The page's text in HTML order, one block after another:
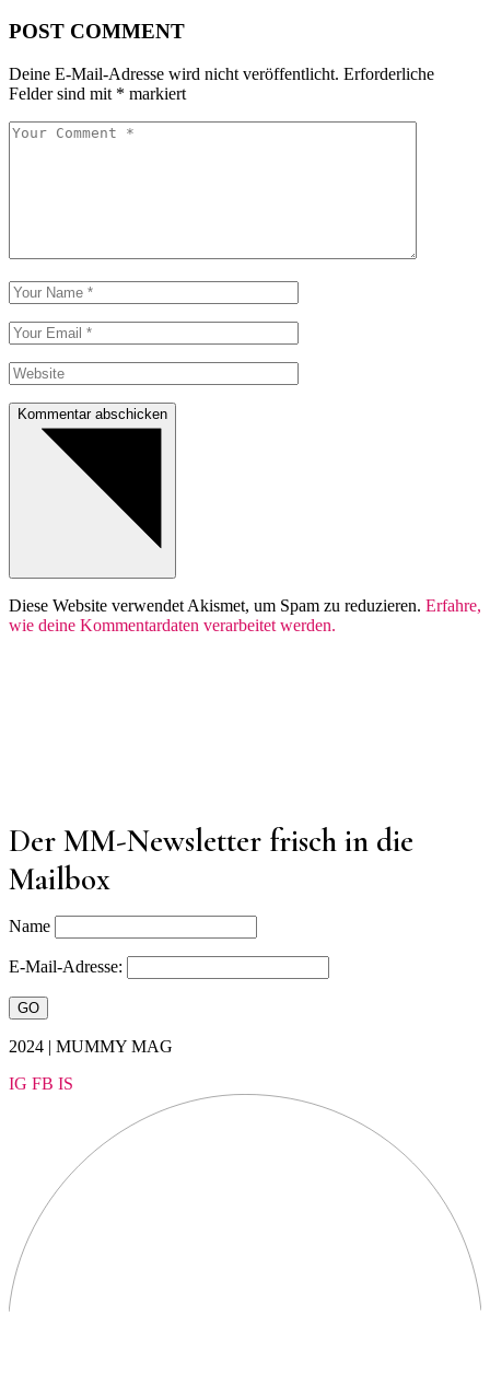
POST COMMENT
Deine E-Mail-Adresse wird nicht veröffentlicht. Erforderliche
Felder sind mit * markiert
Kommentar abschicken
Diese Website verwendet Akismet, um Spam zu reduzieren. Erfahre,
wie deine Kommentardaten verarbeitet werden.
Der MM-Newsletter frisch in die
Mailbox
Name
E-Mail-Adresse:
2024 | MUMMY MAG
IG FB IS